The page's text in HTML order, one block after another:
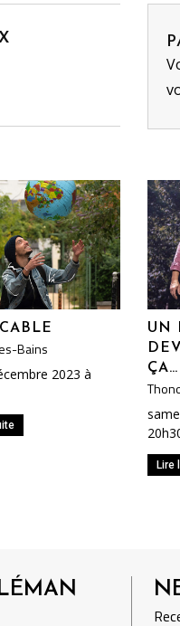
Bains
2023 à
UN
ÇA…
Lire